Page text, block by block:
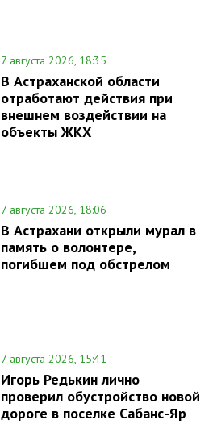
7 августа 2026, 18:35
В Астраханской области
отработают действия при
внешнем воздействии на
объекты ЖКХ
7 августа 2026, 18:06
В Астрахани открыли мурал в
память о волонтере,
погибшем под обстрелом
7 августа 2026, 15:41
Игорь Редькин лично
проверил обустройство новой
дороге в поселке Сабанс-Яр